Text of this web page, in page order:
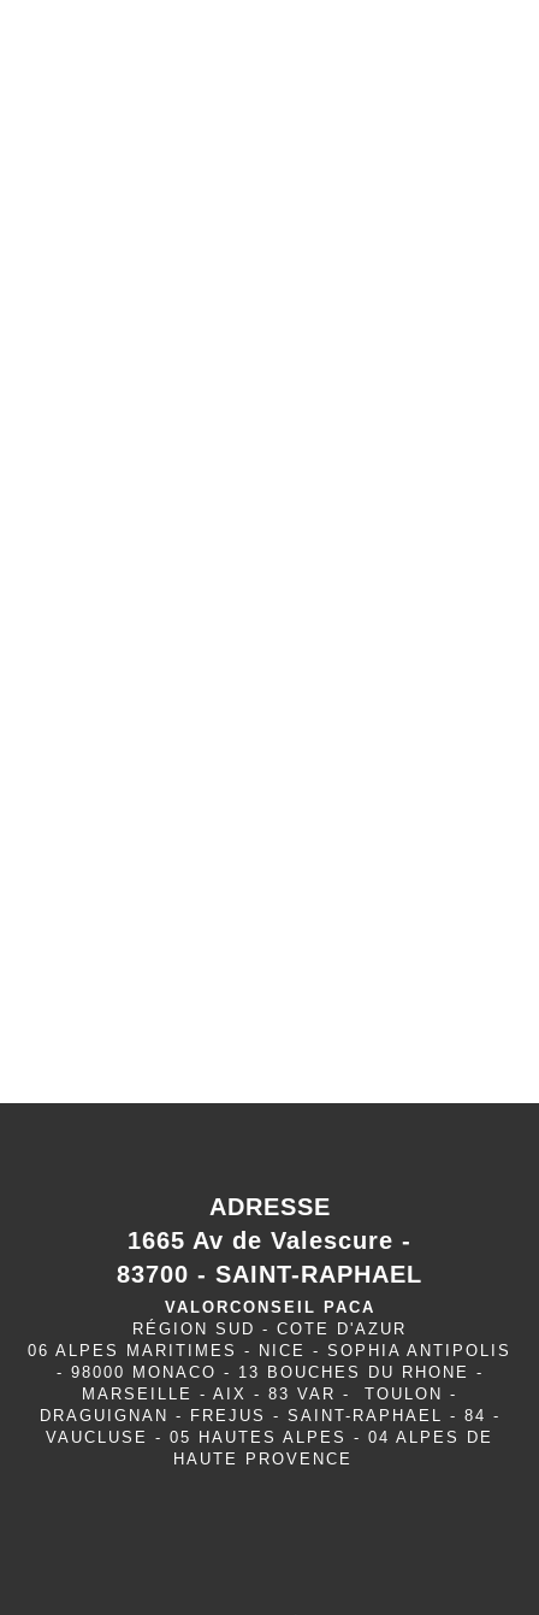
ADRESSE
1665 Av de Valescure -
83700 - SAINT-RAPHAEL
VALORCONSEIL PACA
RÉGION SUD - COTE D'AZUR
06 ALPES MARITIMES - NICE - SOPHIA ANTIPOLIS
- 98000 MONACO - 13 BOUCHES DU RHONE -
MARSEILLE - AIX - 83 VAR - TOULON -
DRAGUIGNAN - FREJUS - SAINT-RAPHAEL - 84 -
VAUCLUSE - 05 HAUTES ALPES - 04 ALPES DE
HAUTE PROVENCE